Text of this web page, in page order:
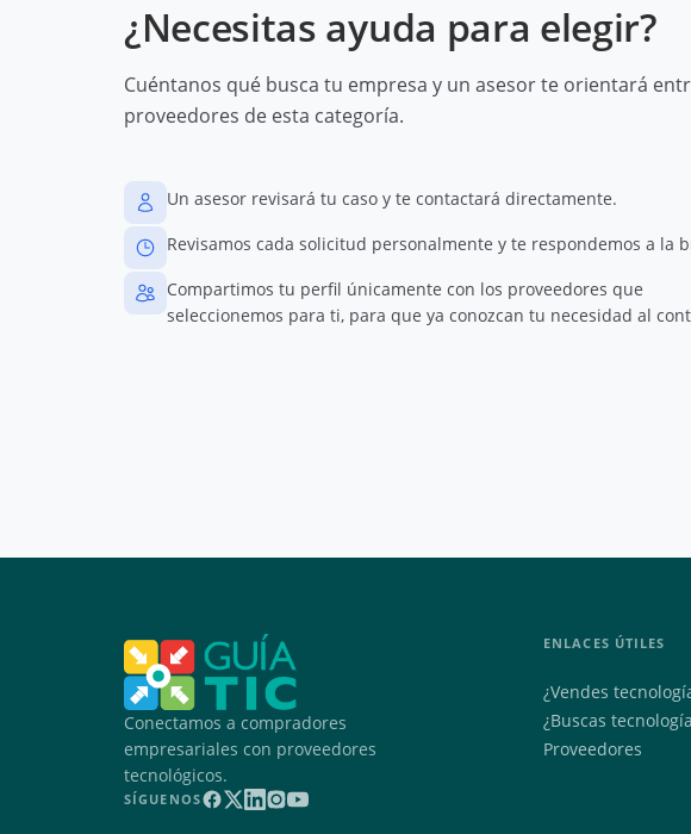
¿Necesitas ayuda para elegir?
Cuéntanos qué busca tu empresa y un asesor te orientará
proveedores de esta categoría.
Un asesor revisará tu caso y te contactará directamente.
Revisamos cada solicitud personalmente y te respondemos a la
Compartimos tu perfil únicamente con los proveedores que
seleccionemos para ti, para que ya conozcan tu necesidad al
Conectamos a compradores
empresariales con proveedores
tecnológicos.
SÍGUENOS
ENLACES ÚTILES
¿Vendes
¿Buscas
Proveedores